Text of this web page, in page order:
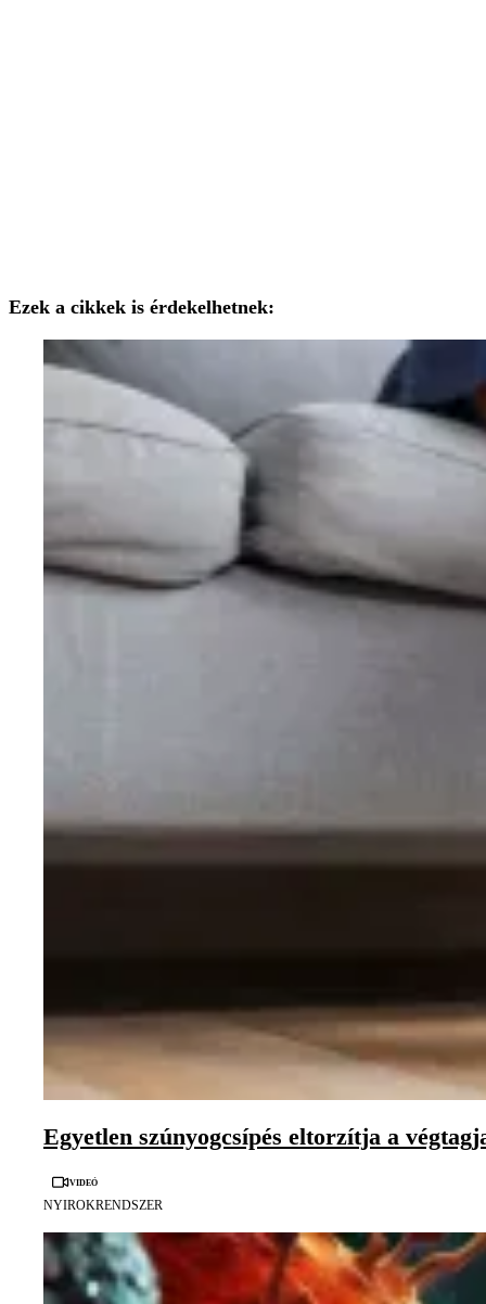
Ezek a cikkek is érdekelhetnek:
Egyetlen szúnyogcsípés eltorzítja a
Videó
NYIROKRENDSZER